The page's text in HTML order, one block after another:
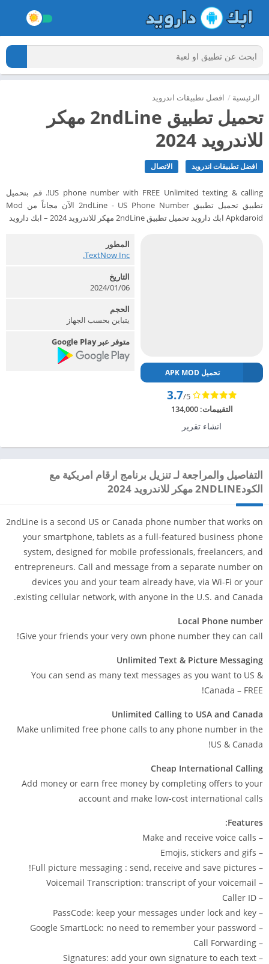
الرئيسية / افضل تطبيقات اندرويد
تحميل تطبيق 2ndLine مهكر
للاندرويد 2024
افضل تطبيقات اندرويد الاتصال
US phone number with FREE Unlimited texting & calling!. قم بتحميل
تطبيق تحميل تطبيق 2ndLine - US Phone Number الآن مجاناً من Mod
Apkdaroid ابك دارويد تحميل تطبيق 2ndLine مهكر للاندرويد 2024 – ابك دارويد
تحميل APK MOD
3.7/5
التقييمات:134,000
انشاء تقرير
المطور
TextNow Inc.‏
التاريخ
2024/01/06
الحجم
يتباين بحسب الجهاز
متوفر عبر Google Play
التفاصيل والمراجعة لـ تنزيل برنامج ارقام امريكية مع
الكود2NDLINE مهكر للاندرويد 2024
2ndLine is a second US or Canada phone number that works on
your smartphone, tablets as a full-featured business phone
system, designed for mobile professionals, freelancers, and
entrepreneurs. Call and message from a separate number on
devices you and your team already have, via Wi-Fi or your
existing cellular network, with anyone in the U.S. and Canada.
Local Phone number
Give your friends your very own phone number they can call!
Unlimited Text & Picture Messaging
You can send as many text messages as you want to US &
Canada – FREE!
Unlimited Calling to USA and Canada
Make unlimited free phone calls to any phone number in the
US & Canada!
Cheap International Calling
Add money or earn free money by completing offers to your
account and make low-cost international calls
Features:
– Make and receive voice calls
– Emojis, stickers and gifs
– Full picture messaging : send, receive and save pictures!
– Voicemail Transcription: transcript of your voicemail
– Caller ID
– PassCode: keep your messages under lock and key
– Google SmartLock: no need to remember your password
– Call Forwarding
– Signatures: add your own signature to each text